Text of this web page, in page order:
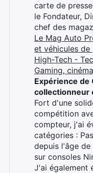
carte de
le Fondateur,
chef des
Le Mag Auto
et véhicules de
High-Tech -
Gaming,
Expérience de
collectionneur
Fort d'une
compétition
compteur, j'ai
catégories :
depuis l'âge
sur consoles
J'ai également